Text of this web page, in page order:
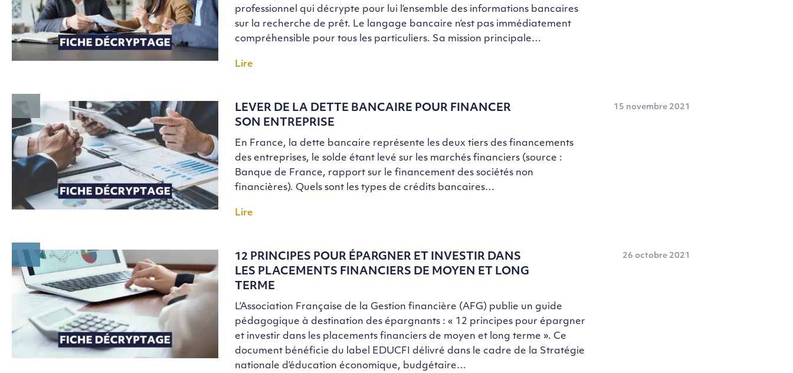
professionnel qui décrypte pour lui l’ensemble des informations bancaires
sur la recherche de prêt. Le langage bancaire n’est pas immédiatement
compréhensible pour tous les particuliers. Sa mission principale…
Lire
15 novembre 2021
LEVER DE LA DETTE BANCAIRE POUR FINANCER
SON ENTREPRISE
En France, la dette bancaire représente les deux tiers des financements
des entreprises, le solde étant levé sur les marchés financiers (source :
Banque de France, rapport sur le financement des sociétés non
financières). Quels sont les types de crédits bancaires…
Lire
26 octobre 2021
12 PRINCIPES POUR ÉPARGNER ET INVESTIR DANS
LES PLACEMENTS FINANCIERS DE MOYEN ET LONG
TERME
L’Association Française de la Gestion financière (AFG) publie un guide
pédagogique à destination des épargnants : « 12 principes pour épargner
et investir dans les placements financiers de moyen et long terme ». Ce
document bénéficie du label EDUCFI délivré dans le cadre de la Stratégie
nationale d’éducation économique, budgétaire…